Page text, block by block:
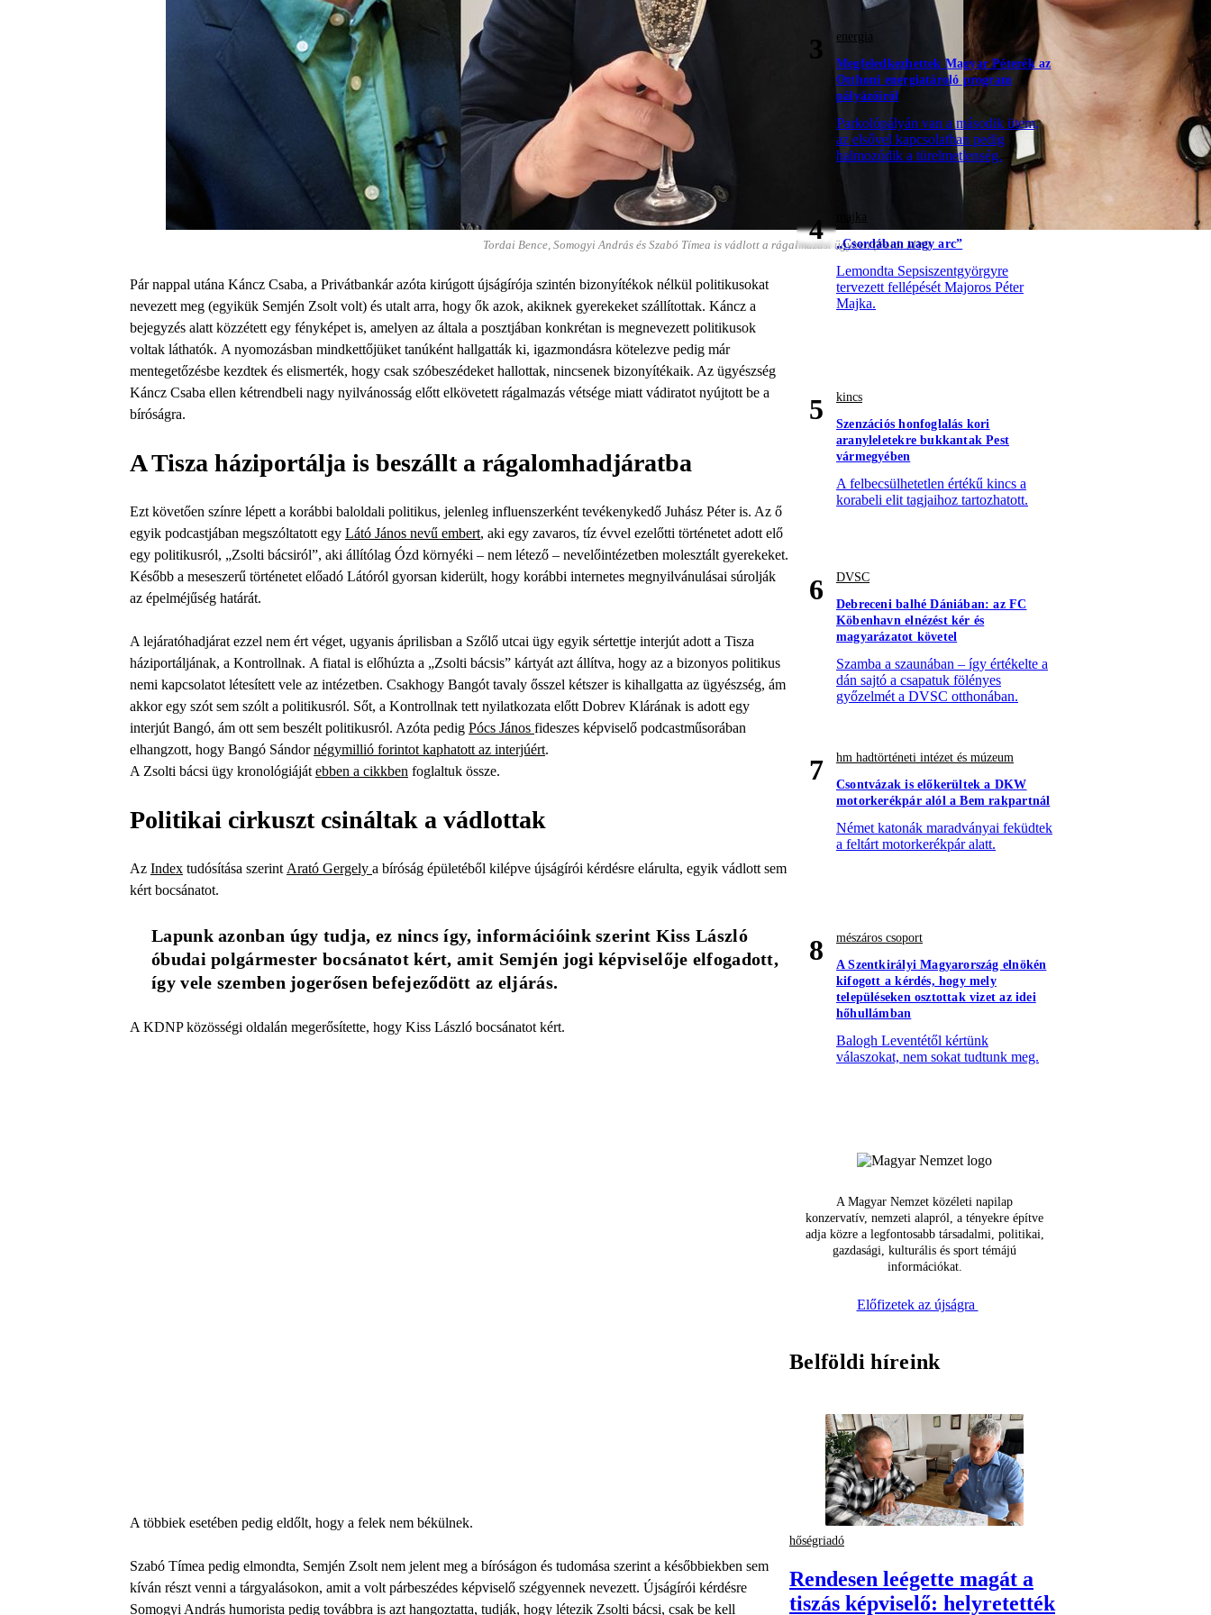
Tordai Bence, Somogyi András és Szabó Tímea is vádlott a rágalmazási ügyben (Fotó: MW)
Pár nappal utána Káncz Csaba, a Privátbankár azóta kirúgott újságírója szintén bizonyítékok nélkül politikusokat
nevezett meg (egyikük Semjén Zsolt volt) és utalt arra, hogy ők azok, akiknek gyerekeket szállítottak. Káncz a
bejegyzés alatt közzétett egy fényképet is, amelyen az általa a posztjában konkrétan is megnevezett politikusok
voltak láthatók. A nyomozásban mindkettőjüket tanúként hallgatták ki, igazmondásra kötelezve pedig már
mentegetőzésbe kezdtek és elismerték, hogy csak szóbeszédeket hallottak, nincsenek bizonyítékaik. Az ügyészség
Káncz Csaba ellen kétrendbeli nagy nyilvánosság előtt elkövetett rágalmazás vétsége miatt vádiratot nyújtott be a
bíróságra.
A Tisza háziportálja is beszállt a rágalomhadjáratba
Ezt követően színre lépett a korábbi baloldali politikus, jelenleg influenszerként tevékenykedő Juhász Péter is. Az ő
egyik podcastjában megszóltatott egy Látó János nevű embert, aki egy zavaros, tíz évvel ezelőtti történetet adott elő
egy politikusról, „Zsolti bácsiról”, aki állítólag Ózd környéki – nem létező – nevelőintézetben molesztált gyerekeket.
Később a meseszerű történetet előadó Látóról gyorsan kiderült, hogy korábbi internetes megnyilvánulásai súrolják
az épelméjűség határát.
A lejáratóhadjárat ezzel nem ért véget, ugyanis áprilisban a Szőlő utcai ügy egyik sértettje interjút adott a Tisza
háziportáljának, a Kontrollnak. A fiatal is előhúzta a „Zsolti bácsis” kártyát azt állítva, hogy az a bizonyos politikus
nemi kapcsolatot létesített vele az intézetben. Csakhogy Bangót tavaly ősszel kétszer is kihallgatta az ügyészség, ám
akkor egy szót sem szólt a politikusról. Sőt, a Kontrollnak tett nyilatkozata előtt Dobrev Klárának is adott egy
interjút Bangó, ám ott sem beszélt politikusról. Azóta pedig Pócs János fideszes képviselő podcastműsorában
elhangzott, hogy Bangó Sándornégymillió forintot kaphatott az interjúért.
A Zsolti bácsi ügy kronológiáját ebben a cikkben foglaltuk össze.
Politikai cirkuszt csináltak a vádlottak
Az Index tudósítása szerint Arató Gergely a bíróság épületéből kilépve újságírói kérdésre elárulta, egyik vádlott sem
kért bocsánatot.
Lapunk azonban úgy tudja, ez nincs így, információink szerint Kiss László
óbudai polgármester bocsánatot kért, amit Semjén jogi képviselője elfogadott,
így vele szemben jogerősen befejeződött az eljárás.
A KDNP közösségi oldalán megerősítette, hogy Kiss László bocsánatot kért.
A többiek esetében pedig eldőlt, hogy a felek nem békülnek.
Szabó Tímea pedig elmondta, Semjén Zsolt nem jelent meg a bíróságon és tudomása szerint a későbbiekben sem
kíván részt venni a tárgyalásokon, amit a volt párbeszédes képviselő szégyennek nevezett. Újságírói kérdésre
Somogyi András humorista pedig továbbra is azt hangoztatta, tudják, hogy létezik Zsolti bácsi, csak be kell
3
energia
Megfeledkezhettek Magyar Péterék az
Otthoni energiatároló program
pályázóiról
Parkolópályán van a második ütem,
az elsővel kapcsolatban pedig
halmozódik a türelmetlenség.
4
majka
„Csordában nagy arc”
Lemondta Sepsiszentgyörgyre
tervezett fellépését Majoros Péter
Majka.
5
kincs
Szenzációs honfoglalás kori
aranyleletekre bukkantak Pest
vármegyében
A felbecsülhetetlen értékű kincs a
korabeli elit tagjaihoz tartozhatott.
6
DVSC
Debreceni balhé Dániában: az FC
Köbenhavn elnézést kér és
magyarázatot követel
Szamba a szaunában – így értékelte a
dán sajtó a csapatuk fölényes
győzelmét a DVSC otthonában.
7
hm hadtörténeti intézet és múzeum
Csontvázak is előkerültek a DKW
motorkerékpár alól a Bem rakpartnál
Német katonák maradványai feküdtek
a feltárt motorkerékpár alatt.
8
mészáros csoport
A Szentkirályi Magyarország elnökén
kifogott a kérdés, hogy mely
településeken osztottak vizet az idei
hőhullámban
Balogh Leventétől kértünk
válaszokat, nem sokat tudtunk meg.
A Magyar Nemzet közéleti napilap
konzervatív, nemzeti alapról, a tényekre építve
adja közre a legfontosabb társadalmi, politikai,
gazdasági, kulturális és sport témájú
információkat.
Előfizetek az újságra
Belföldi híreink
hőségriadó
Rendesen leégette magát a
tiszás képviselő: helyretették